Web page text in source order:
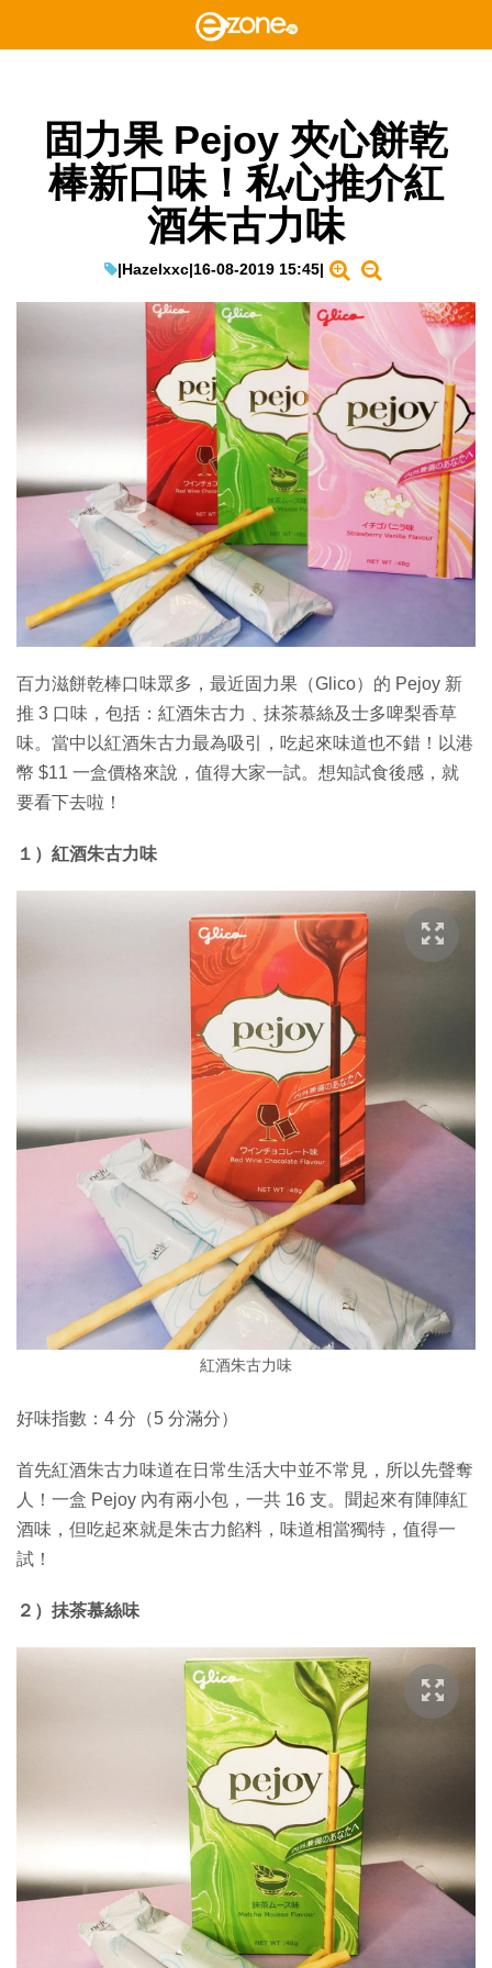
固力果 Pejoy 夾心餅乾
棒新口味！私心推介紅
酒朱古力味
|Hazelxxc|16-08-2019 15:45|
百力滋餅乾棒口味眾多，最近固力果（Glico）的 Pejoy 新
推 3 口味，包括：紅酒朱古力﹑抺茶慕絲及士多啤梨香草
味。當中以紅酒朱古力最為吸引，吃起來味道也不錯！以港
幣 $11 一盒價格來說，值得大家一試。想知試食後感，就
要看下去啦！
１）紅酒朱古力味
紅酒朱古力味
好味指數：4 分（5 分滿分）
首先紅酒朱古力味道在日常生活大中並不常見，所以先聲奪
人！一盒 Pejoy 內有兩小包，一共 16 支。聞起來有陣陣紅
酒味，但吃起來就是朱古力餡料，味道相當獨特，值得一
試！
２）抺茶慕絲味